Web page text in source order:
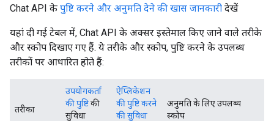
Chat API के पुष्टि करने और अनुमति देने की खास जानकारी देखें
यहां दी गई टेबल में, Chat API के अक्सर इस्तेमाल किए जाने वाले तरीके
और स्कोप दिखाए गए हैं. ये तरीके और स्कोप, पुष्टि करने के उपलब्ध
तरीकों पर आधारित होते हैं:
तरीका
उपयोगकर्ता
की पुष्टिकी
सुविधा
ऐप्लिकेशन
की पुष्टि करने
की सुविधा
अनुमति के लिए उपलब्ध
स्कोप